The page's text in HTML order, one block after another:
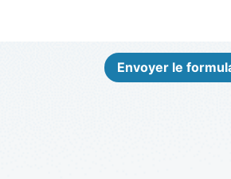
Envoyer le